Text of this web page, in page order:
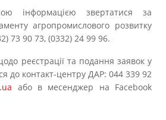
інформацією звертатися за
агропромислового розвитку
73 90 73, (0332) 24 99 96.
реєстрації та подання заявок у
до контакт-центру ДАР: 044 339 92
або в месенджер на Facebook